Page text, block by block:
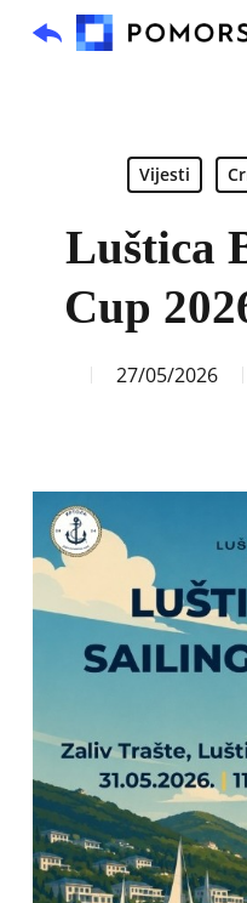
Vijesti
Luštica
Cup
27/05/2026